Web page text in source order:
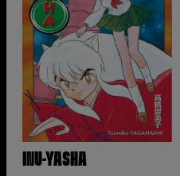
INU-YASHA